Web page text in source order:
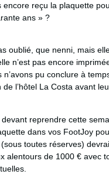
encore reçu la plaquette
ans » ?
oublié, que nenni, mais
n’est pas encore
n’avons pu conclure à
de l’hôtel La Costa avant
reprendre cette
dans vos FootJoy
toutes réserves)
alentours de 1000 € avec